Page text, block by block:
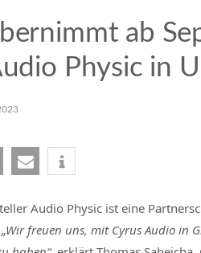
ab
Physic in
Audio Physic ist eine
„Wir freuen uns, mit Cyrus Audio in